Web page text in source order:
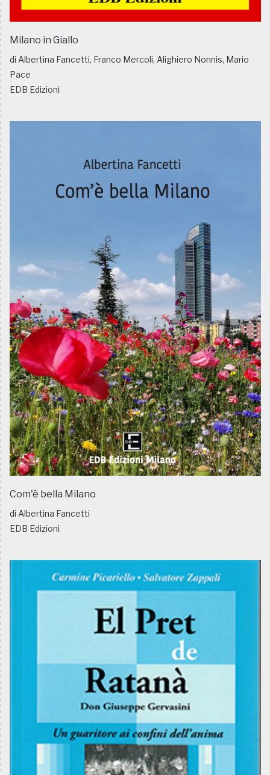
Milano in Giallo
di Albertina Fancetti, Franco Mercoli, Alighiero Nonnis, Mario
Pace
EDB Edizioni
Com'è bella Milano
di Albertina Fancetti
EDB Edizioni